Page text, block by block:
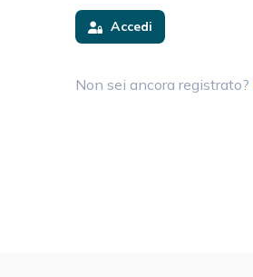
Accedi
Non sei ancora registrato?